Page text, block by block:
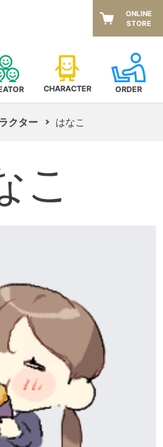
CHARACTER ORDER
ONLINE
STORE
クター はなこ
こ